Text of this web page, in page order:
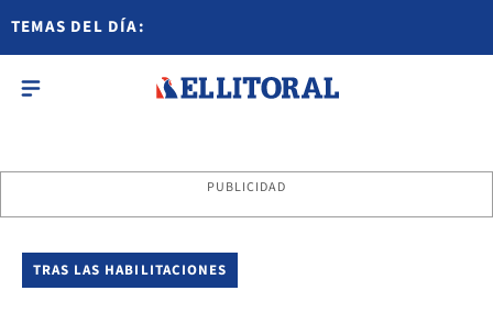
TEMAS DEL DÍA:
PUBLICIDAD
TRAS LAS HABILITACIONES